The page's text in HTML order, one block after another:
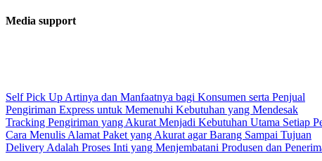
Media support
Self Pick Up Artinya dan Manfaatnya bagi Konsumen serta Penjual
Pengiriman Express untuk Memenuhi Kebutuhan yang Mendesak
Tracking Pengiriman yang Akurat Menjadi Kebutuhan Utama Setiap
Cara Menulis Alamat Paket yang Akurat agar Barang Sampai Tujuan
Delivery Adalah Proses Inti yang Menjembatani Produsen dan